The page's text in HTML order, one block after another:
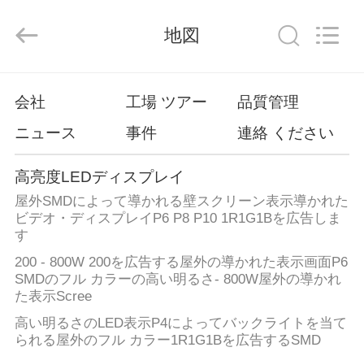
家
製
品
ビ
デ
オ
2026
Services
Co.,LTD.
Rights
Reserved.
地図
会社 工場 ツアー
品質管理
ニュース
事件 連絡 ください
高亮度LEDディスプレイ
屋外SMDによって導かれる壁スクリーン表示導かれた
ビデオ・ディスプレイP6 P8 P10 1R1G1Bを広告しま
す
200 - 800W 200を広告する屋外の導かれた表示画面P6
SMDのフル カラーの高い明るさ- 800W屋外の導かれ
た表示Scree
高い明るさのLED表示P4によってバックライトを当て
られる屋外のフル カラー1R1G1Bを広告するSMD